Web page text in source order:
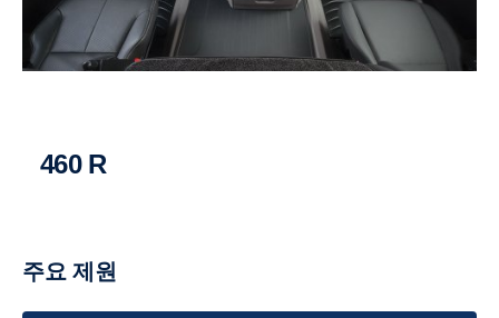
460 R
주요 제원